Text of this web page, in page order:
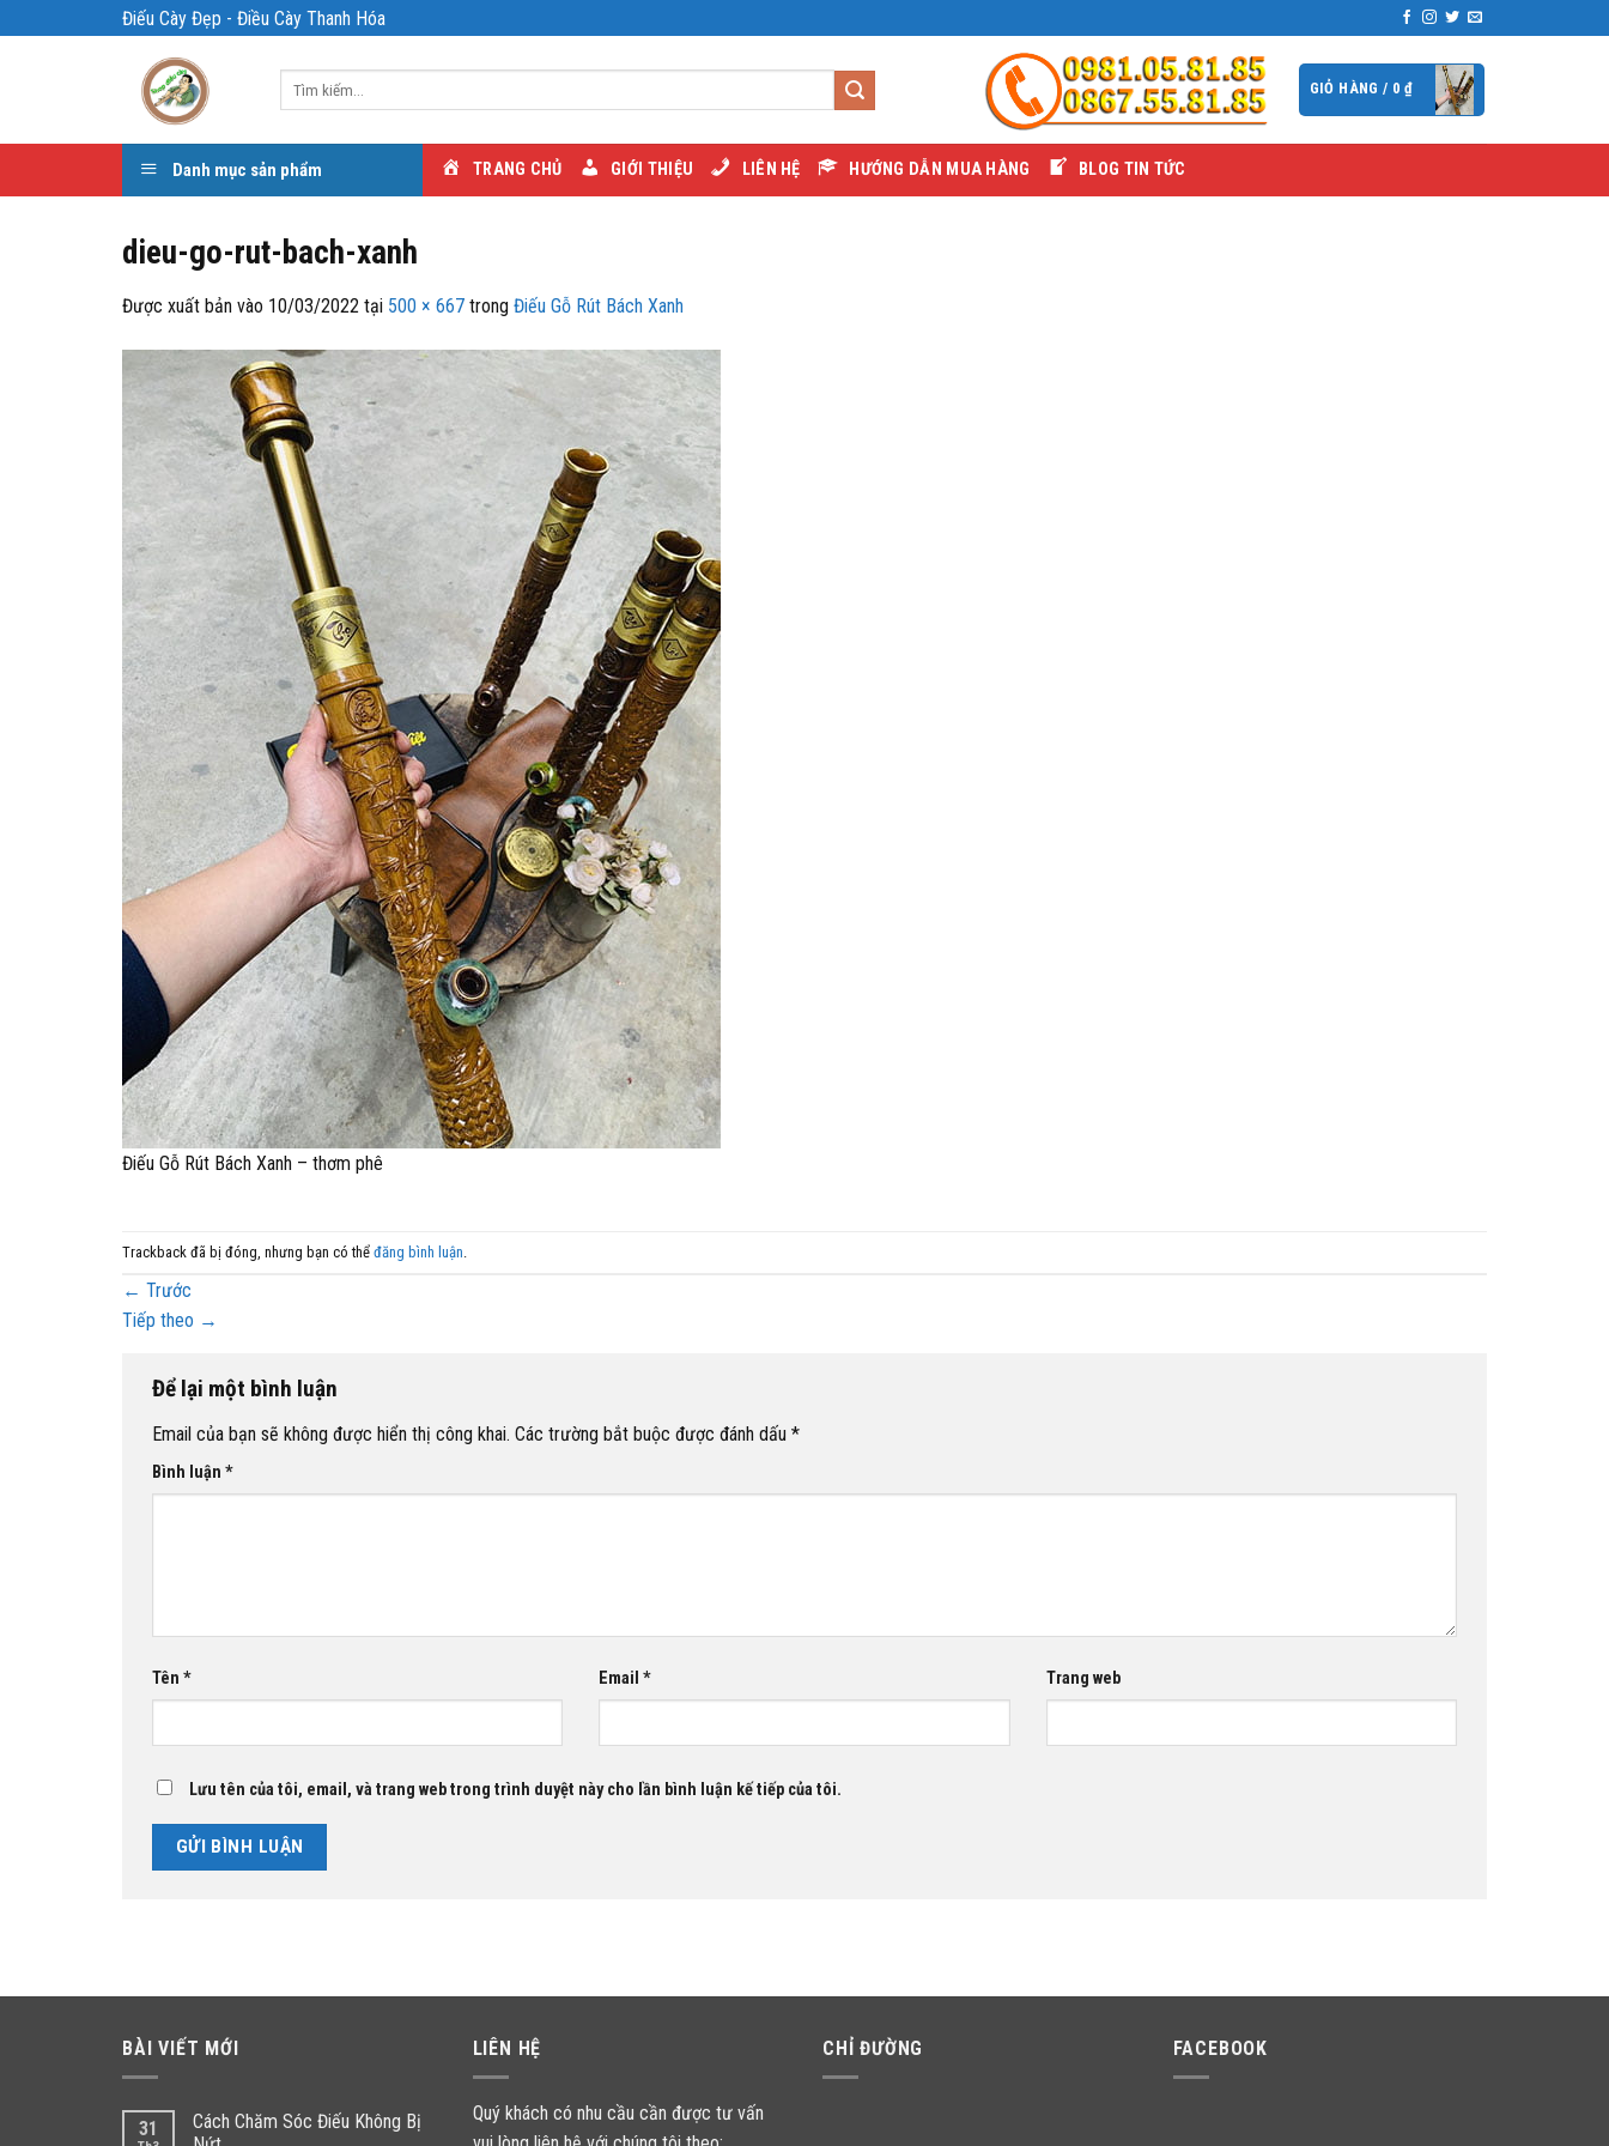
qua
Điếu Cày Đẹp - Điều Cày Thanh Hóa
GIỎ HÀNG / 0 ₫
Danh mục sản phẩm TRANG CHỦ GIỚI THIỆU LIÊN HỆ HƯỚNG DẪN MUA HÀNG BLOG TIN TỨC
dieu-go-rut-bach-xanh
Được xuất bản vào 10/03/2022 tại 500 × 667 trong Điếu Gỗ Rút Bách Xanh
Điếu Gỗ Rút Bách Xanh – thơm phê
Trackback đã bị đóng, nhưng bạn có thể đăng bình luận
← Trước
Tiếp theo →
Để lại một bình luận
Email của bạn sẽ không được hiển thị công khai. Các trường bắt buộc được đánh dấu *
Bình luận *
Tên * Email* Trang web
Lưu tên của tôi, email, và trang web trong trình duyệt này cho lần bình luận kế tiếp của tôi.
BÀI VIẾT MỚI
31
Cách Chăm Sóc Điếu Không Bị
LIÊN HỆ
Quý khách có nhu cầu cần được tư vấn
CHỈ ĐƯỜNG FACEBOOK